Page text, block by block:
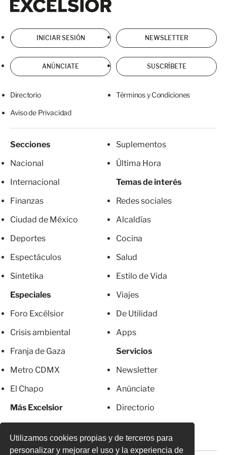
Utilizamos cookies propias y de terceros para
personalizar y mejorar el uso y la experiencia de
INICIAR SESIÓN NEWSLETTER
ANÚNCIATE SUSCRÍBETE
Directorio Términos y Condiciones
Aviso de Privacidad
Secciones
Nacional
Internacional
Finanzas
Ciudad de México
Deportes
Espectáculos
Sintetika
Especiales
Foro Excélsior
Crisis ambiental
Franja de Gaza
Metro CDMX
El Chapo
Más Excelsior
Suplementos
Última Hora
Temas de interés
Redes sociales
Alcaldías
Cocina
Salud
Estilo de Vida
Viajes
De Utilidad
Apps
Servicios
Newsletter
Anúnciate
Directorio